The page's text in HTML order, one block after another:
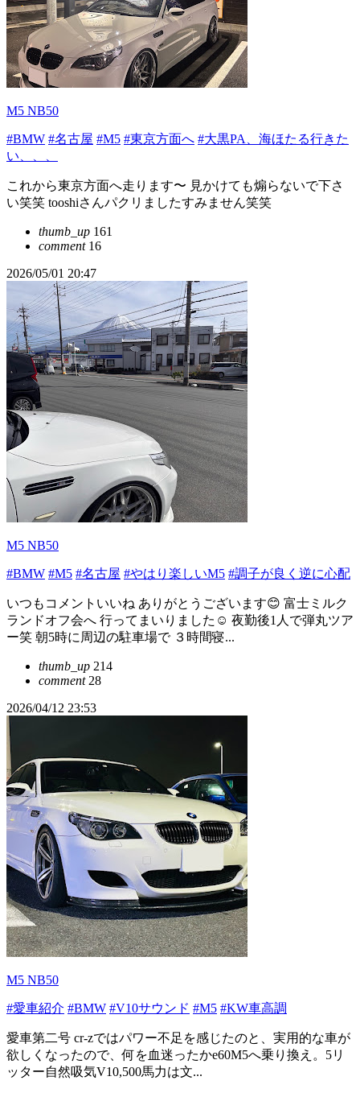
M5 NB50
#BMW #名古屋 #M5 #東京方面へ #大黒PA、海ほたる行きた
い、、、
これから東京方面へ走ります〜 見かけても煽らないで下さ
い笑笑 tooshiさんパクリましたすみません笑笑
thumb_up 161
comment16
2026/05/01 20:47
M5 NB50
#BMW #M5 #名古屋 #やはり楽しいM5 #調子が良く逆に心配
いつもコメントいいね ありがとうございます😊 富士ミルク
ランドオフ会へ 行ってまいりました☺️ 夜勤後1人で弾丸ツア
ー笑 朝5時に周辺の駐車場で ３時間寝...
thumb_up 214
comment28
2026/04/12 23:53
M5 NB50
#愛車紹介 #BMW #V10サウンド #M5 #KW車高調
愛車第二号 cr-zではパワー不足を感じたのと、実用的な車が
欲しくなったので、何を血迷ったかe60M5へ乗り換え。5リ
ッター自然吸気V10,500馬力は文...